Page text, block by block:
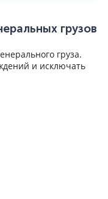
грузов
груза.
и исключать